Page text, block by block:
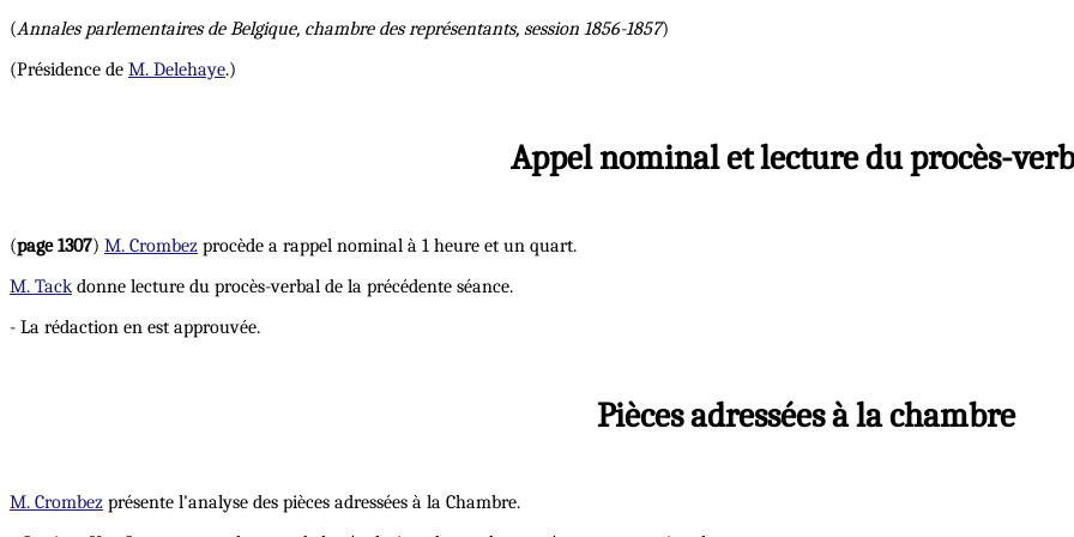
(Annales parlementaires de Belgique, chambre des représentants, session 1856-1857)
(Présidence de M. Delehaye.)
Appel nominal et lecture du procès-
(page 1307) M. Crombez procède a rappel nominal à 1 heure et un quart.
M. Tackdonne lecture du procès-verbal de la précédente séance.
- La rédaction en est approuvée.
Pièces adressées à la chambre
M. Crombez présente l'analyse des pièces adressées à la Chambre.